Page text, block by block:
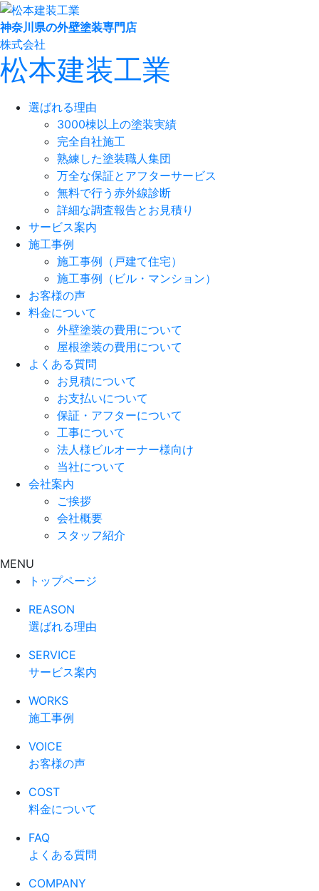
神奈川県の外壁塗装専門店
株式会社
松本建装工業
選ばれる理由
3000棟以上の塗装実績
完全自社施工
熟練した塗装職人集団
万全な保証とアフターサービス
無料で行う赤外線診断
詳細な調査報告とお見積り
サービス案内
施工事例
施工事例（戸建て住宅）
施工事例（ビル・マンション）
お客様の声
料金について
外壁塗装の費用について
屋根塗装の費用について
よくある質問
お見積について
お支払いについて
保証・アフターについて
工事について
法人様ビルオーナー様向け
当社について
会社案内
ご挨拶
会社概要
スタッフ紹介
MENU
トップページ
REASON
選ばれる理由
SERVICE
サービス案内
WORKS
施工事例
VOICE
お客様の声
COST
料金について
FAQ
よくある質問
COMPANY